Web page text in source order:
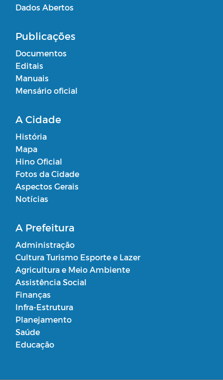
Dados Abertos
Publicações
Documentos
Editais
Manuais
Mensário oficial
A Cidade
História
Mapa
Hino Oficial
Fotos da Cidade
Aspectos Gerais
Notícias
A Prefeitura
Administração
Cultura Turismo Esporte e Lazer
Agricultura e Meio Ambiente
Assistência Social
Finanças
Infra-Estrutura
Planejamento
Saúde
Educação